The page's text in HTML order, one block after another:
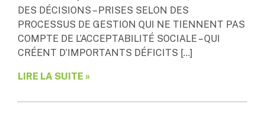
DES DÉCISIONS – PRISES SELON DES
PROCESSUS DE GESTION QUI NE TIENNENT PAS
COMPTE DE L’ACCEPTABILITÉ SOCIALE – QUI
CRÉENT D’IMPORTANTS DÉFICITS […]
LIRE LA SUITE »